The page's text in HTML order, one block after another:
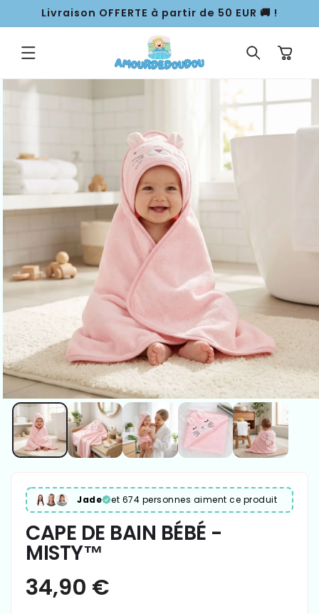
PASSER
AU
Livraison OFFERTE à partir de 50 EUR 🚚 !
Panier
INFORMATIONS
Jade et 674 personnes aiment ce produit
CAPE DE BAIN BÉBÉ -
MISTY™